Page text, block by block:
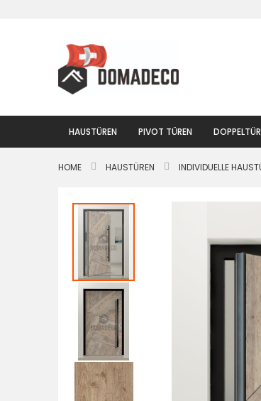
Inhalt
HAUSTÜREN PIVOT TÜREN
HOME HAUSTÜREN INDIVIDUELLE
Zum
Ende
der
Bildgalerie
springen